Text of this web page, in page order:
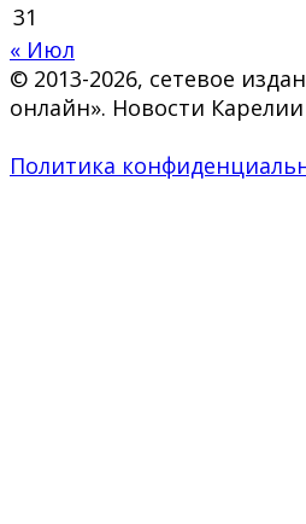
31
« Июл
© 2013-2026, сетевое
онлайн». Новости
Политика